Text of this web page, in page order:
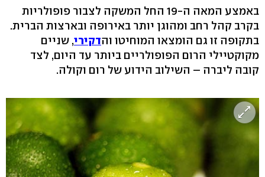
באמצע המאה ה-19 החל המשקה לצבור פופולריות
בקרב קהל רחב ומהוגן יותר באירופה ובארצות הברית.
בתקופה זו גם הומצאו המוחיטו והדקירי, שניים
מקוקטיילי הרום הפופולריים ביותר עד היום, לצד
קובה ליברה – השילוב הידוע של רום וקולה.